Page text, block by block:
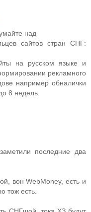
над
сайтов стран СНГ:
на русском языке и
рекламного
например обналички
8 недель.
последние два
вон WebMoney, есть и
тож есть.